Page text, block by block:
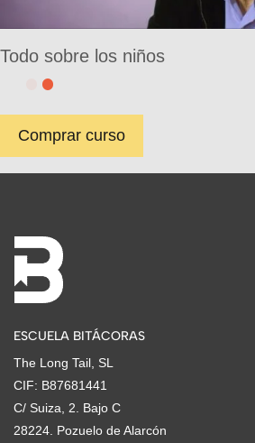
Todo sobre los niños
Comprar curso
ESCUELA BITÁCORAS
The Long Tail, SL
CIF: B87681441
C/ Suiza, 2. Bajo C
28224. Pozuelo de Alarcón